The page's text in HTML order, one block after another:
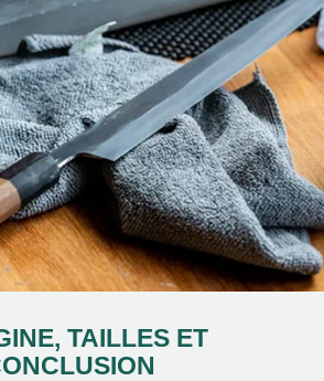
TAILLES ET